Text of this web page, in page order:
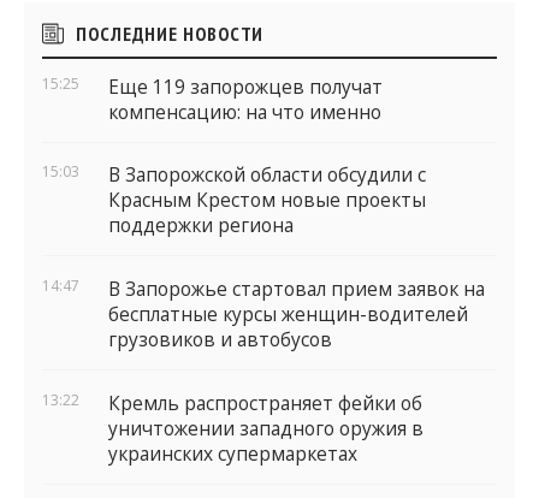
Боковые
виджеты
ПОСЛЕДНИЕ НОВОСТИ
15:25
Еще 119 запорожцев получат
компенсацию: на что именно
15:03
В Запорожской области обсудили с
Красным Крестом новые проекты
поддержки региона
14:47
В Запорожье стартовал прием заявок на
бесплатные курсы женщин-водителей
грузовиков и автобусов
13:22
Кремль распространяет фейки об
уничтожении западного оружия в
украинских супермаркетах